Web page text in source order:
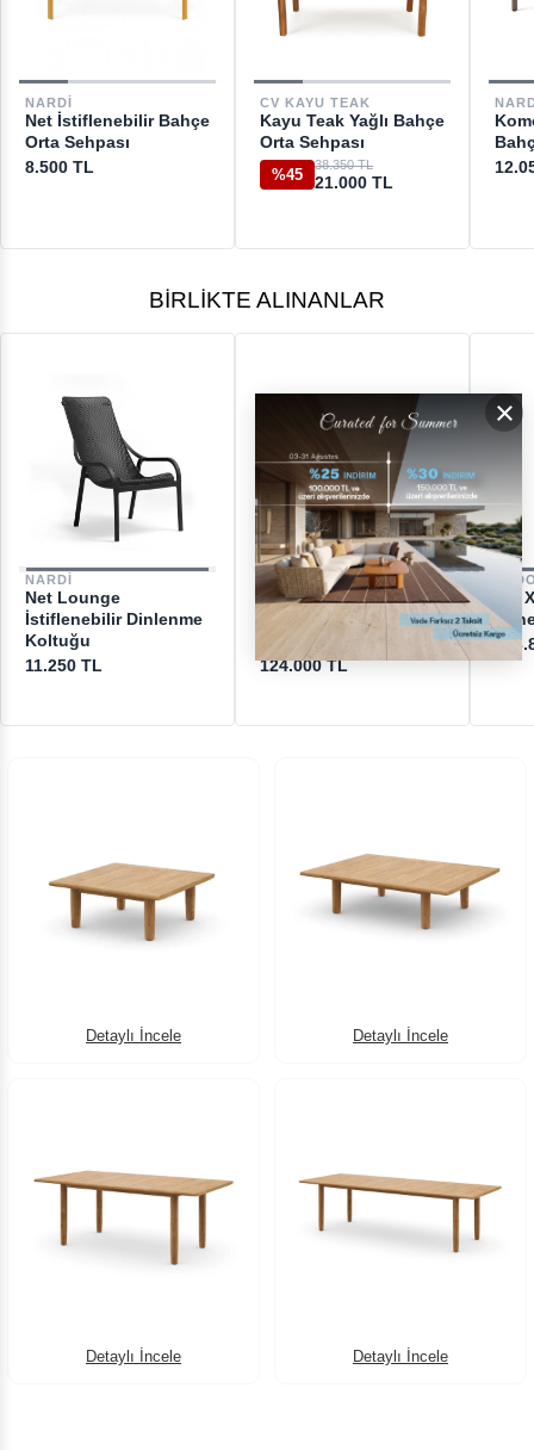
DESTEK
[email protected]
Detaylı İncele Detaylı İncele
Detaylı İncele Detaylı İncele
NARDI
Net İstiflenebilir Bahçe
Orta Sehpası
8.500 TL
CV KAYU TEAK
Kayu Teak Yağlı Bahçe
Orta Sehpası
%45
38.350 TL
21.000 TL
BIRLIKTE ALINANLAR
NARDI
Net Lounge
İstiflenebilir Dinlenme
Koltuğu
11.250 TL
GLATZ
Suncomfort Sunflex
Ecru Ayaklı Kare
124.000 TL
Mu
×